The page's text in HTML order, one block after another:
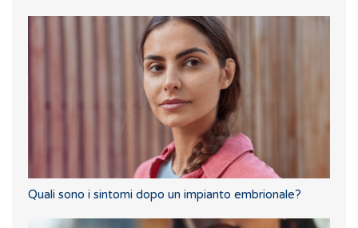
Quali sono i sintomi dopo un impianto embrionale?